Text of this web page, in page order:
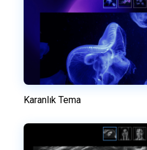
Bu şablonu kullanın
Karanlık Tema